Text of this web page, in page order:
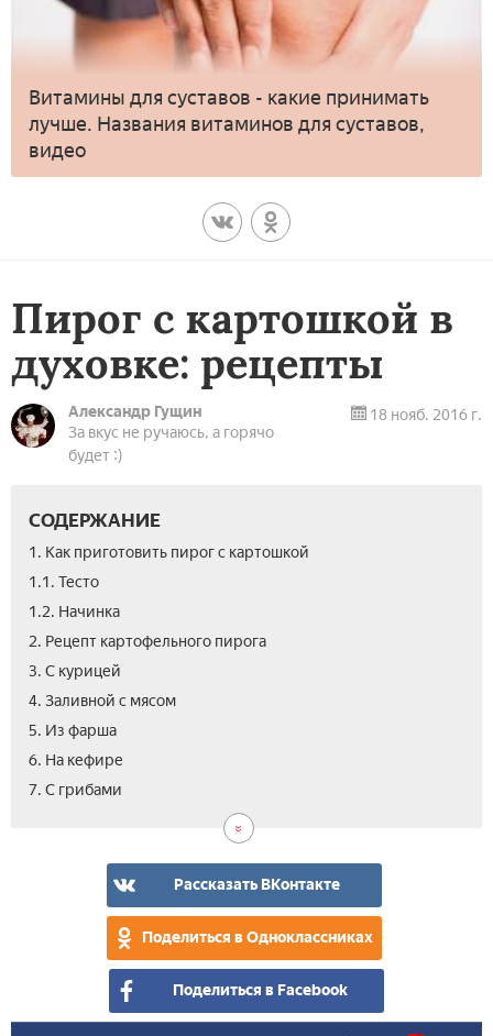
Витамины для суставов - какие принимать
лучше. Названия витаминов для суставов,
видео
Пирог с картошкой в
духовке: рецепты
Александр Гущин
За вкус не ручаюсь, а горячо
будет :)
18 нояб. 2016 г.
СОДЕРЖАНИЕ
1. Как приготовить пирог с картошкой
1.1. Тесто
1.2. Начинка­
2. Рецепт картофельного пирога
3. С курицей
4. Заливной с мясом
5. Из фарша
6. На кефире
7. С грибами­
Рассказать ВКонтакте
Поделиться в Одноклассниках
Поделиться в Facebook